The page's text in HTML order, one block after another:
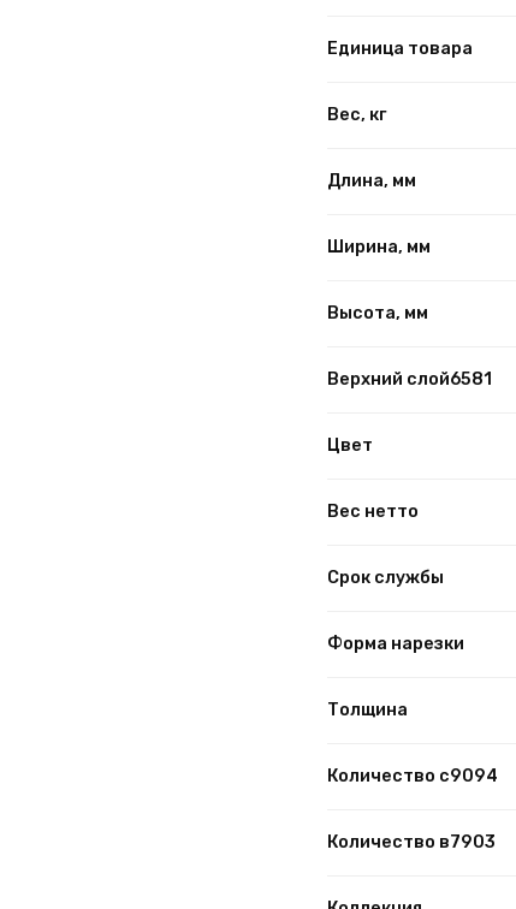
Единица товара
Вес, кг
Длина, мм
Ширина, мм
Высота, мм
Верхний слой6581
Цвет
Вес нетто
Срок службы
Форма нарезки
Толщина
Количество с9094
Количество в7903